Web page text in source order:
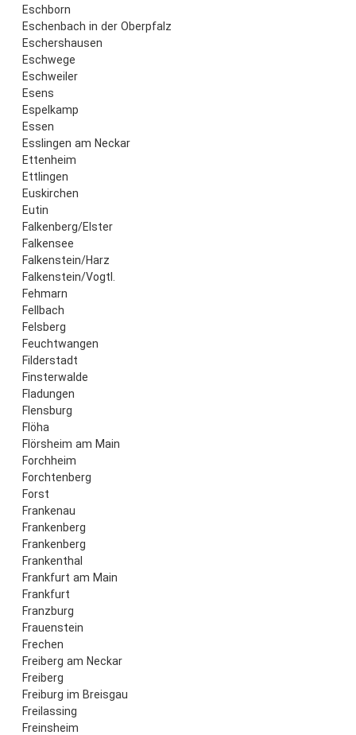
Eschborn
Eschenbach in der Oberpfalz
Eschershausen
Eschwege
Eschweiler
Esens
Espelkamp
Essen
Esslingen am Neckar
Ettenheim
Ettlingen
Euskirchen
Eutin
Falkenberg/Elster
Falkensee
Falkenstein/Harz
Falkenstein/Vogtl.
Fehmarn
Fellbach
Felsberg
Feuchtwangen
Filderstadt
Finsterwalde
Fladungen
Flensburg
Flöha
Flörsheim am Main
Forchheim
Forchtenberg
Forst
Frankenau
Frankenberg
Frankenberg
Frankenthal
Frankfurt am Main
Frankfurt
Franzburg
Frauenstein
Frechen
Freiberg am Neckar
Freiberg
Freiburg im Breisgau
Freilassing
Freinsheim